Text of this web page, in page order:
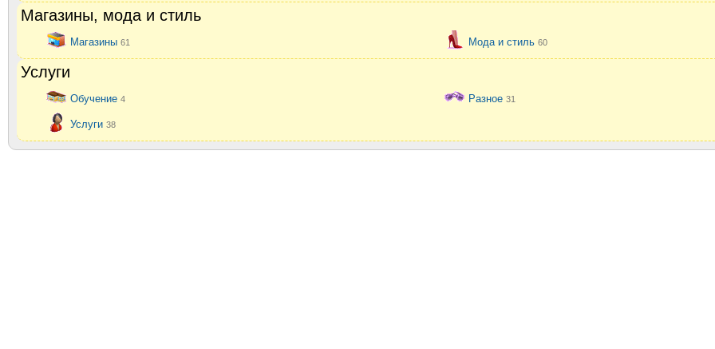
Магазины, мода и стиль
Магазины 61 Мода и стиль 60
Услуги
Обучение 4 Разное 31
Услуги 38